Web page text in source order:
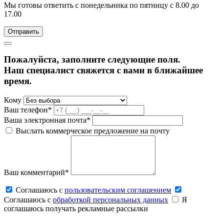
Мы готовы ответить с понедельника по пятницу с 8.00 до
17.00
Пожалуйста, заполните следующие поля.
Наш специалист свяжется с вами в ближайшее
время.
Кому
Ваш телефон*
Ваша электронная почта*
Выслать коммерческое предложение на почту
Ваш комментарий*
Соглашаюсь c пользовательским соглашением
Соглашаюсь c обработкой персональных данных
Я
соглашаюсь получать рекламные рассылки